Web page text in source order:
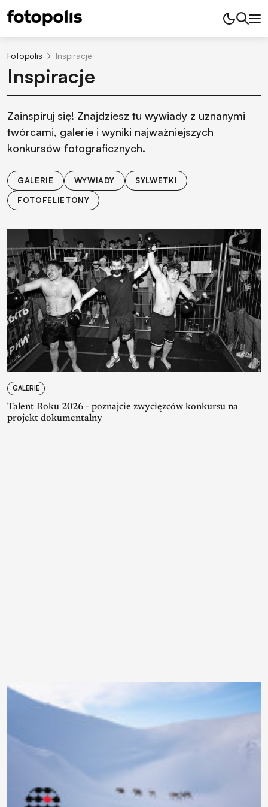
Fotopolis Inspiracje
Inspiracje
Zainspiruj się! Znajdziesz tu wywiady z uznanymi
twórcami, galerie i wyniki najważniejszych
konkursów fotograficznych.
GALERIE WYWIADY SYLWETKI
FOTOFELIETONY
GALERIE
Talent Roku 2026 - poznajcie zwycięzców konkursu na
projekt dokumentalny